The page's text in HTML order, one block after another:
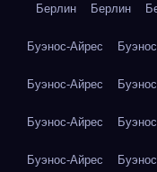
Берлин Берлин
Буэнос-Айрес
Буэнос-Айрес
Буэнос-Айрес
Буэнос-Айрес